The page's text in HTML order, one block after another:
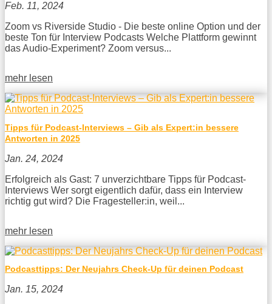
Feb. 11, 2024
Zoom vs Riverside Studio - Die beste online Option und der
beste Ton für Interview Podcasts Welche Plattform gewinnt
das Audio-Experiment? Zoom versus...
mehr lesen
Tipps für Podcast-Interviews – Gib als Expert:in bessere
Antworten in 2025
Jan. 24, 2024
Erfolgreich als Gast: 7 unverzichtbare Tipps für Podcast-
Interviews Wer sorgt eigentlich dafür, dass ein Interview
richtig gut wird? Die Fragesteller:in, weil...
mehr lesen
Podcasttipps: Der Neujahrs Check-Up für deinen Podcast
Jan. 15, 2024